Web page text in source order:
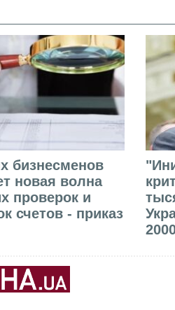
бизнесменов
новая волна
проверок и
счетов - приказ